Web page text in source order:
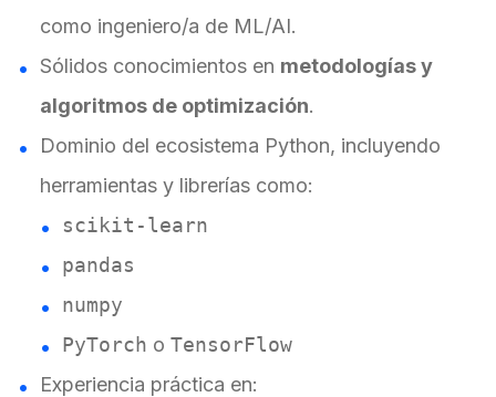
como ingeniero/a de ML/AI.
Sólidos conocimientos en metodologías y
algoritmos de optimización.
Dominio del ecosistema Python, incluyendo
herramientas y librerías como:
scikit-learn
pandas
numpy
PyTorch o TensorFlow
Experiencia práctica en: